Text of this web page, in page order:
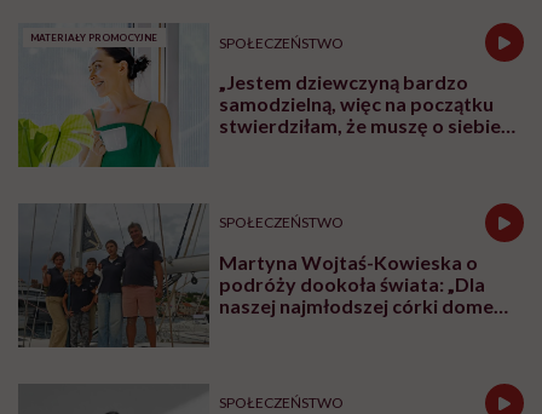
MATERIAŁY PROMOCYJNE SPOŁECZEŃSTWO
„Jestem dziewczyną bardzo
samodzielną, więc na początku
stwierdziłam, że muszę o siebie
SPOŁECZEŃSTWO
Martyna Wojtaś-Kowieska o
podróży dookoła świata: „Dla
naszej najmłodszej córki domem
SPOŁECZEŃSTWO